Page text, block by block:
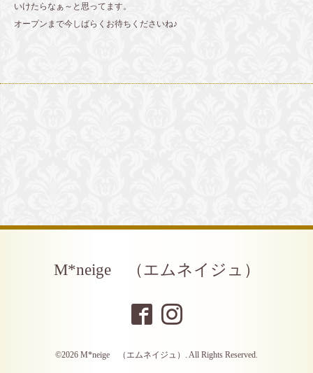
いけたらなぁ～と思ってます。
オープンまで今しばらくお待ちくださいね♪
M*neige （エムネイジュ）
©2026 M*neige （エムネイジュ） . All Rights Reserved.